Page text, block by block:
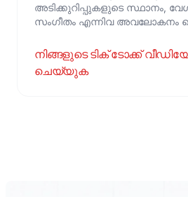
അടിക്കുറിപ്പുകളുടെ സ്ഥാനം,
സംഗീതം എന്നിവ അവലോകനം
നിങ്ങളുടെ ടിക് ടോക്ക്
ചെയ്യുക